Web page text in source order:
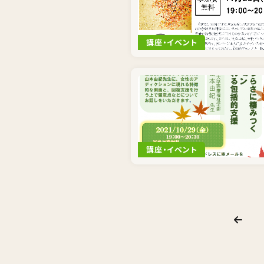
講座・イベント
講座・イベント